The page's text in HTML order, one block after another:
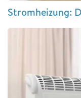
Stromheizung: